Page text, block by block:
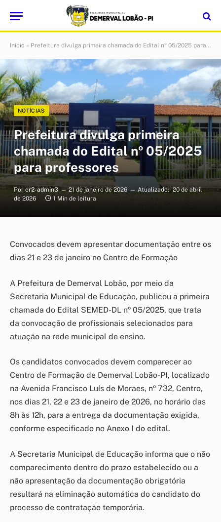
Início » Prefeitura divulga primeira chamada do Edital nº 05/2025 para professores
NOTÍCIAS
Prefeitura divulga primeira
chamada do Edital nº 05/2025
para professores
Por cr2-admin3 21 de janeiro de 2026 Atualizado: 20 de abril
de 2026
1 Min de leitura
Convocados devem apresentar documentação entre os
dias 21 e 23 de janeiro no Centro de Formação
A Prefeitura de Demerval Lobão, por meio da
Secretaria Municipal de Educação, publicou a primeira
chamada do Edital SEMED-DL nº 05/2025, que trata
da convocação de profissionais selecionados para
atuação na rede municipal de ensino.
Os candidatos convocados devem comparecer ao
Centro de Formação de Demerval Lobão-PI, localizado
na Avenida Francisco Luís de Moraes, nº 732, Centro,
nos dias 21, 22 e 23 de janeiro de 2026, no horário das
8h às 12h, para a entrega da documentação exigida,
conforme especificado no Anexo I do edital.
A Secretaria Municipal de Educação informa que o não
comparecimento dentro do prazo estabelecido ou a
não apresentação da documentação obrigatória
resultará na eliminação automática do candidato do
processo de contratação temporária.